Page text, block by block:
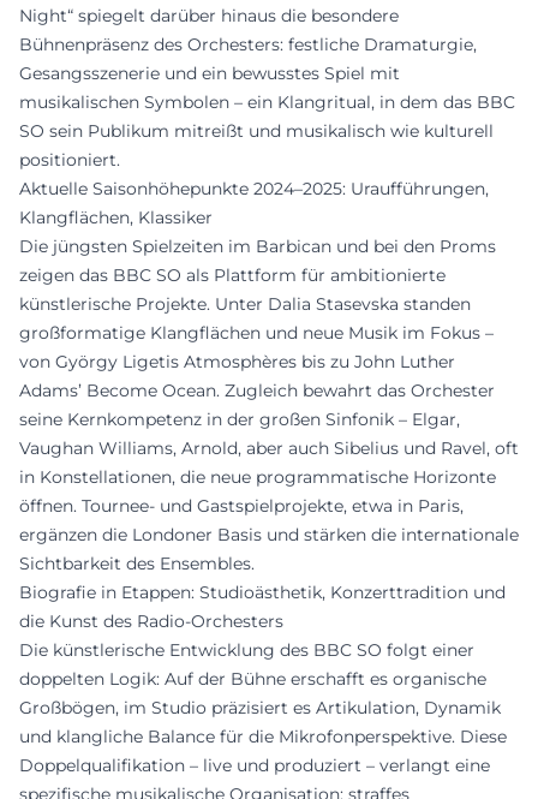
Night“ spiegelt darüber hinaus die besondere
Bühnenpräsenz des Orchesters: festliche Dramaturgie,
Gesangsszenerie und ein bewusstes Spiel mit
musikalischen Symbolen – ein Klangritual, in dem das BBC
SO sein Publikum mitreißt und musikalisch wie kulturell
positioniert.
Aktuelle Saisonhöhepunkte 2024–2025: Uraufführungen,
Klangflächen, Klassiker
Die jüngsten Spielzeiten im Barbican und bei den Proms
zeigen das BBC SO als Plattform für ambitionierte
künstlerische Projekte. Unter Dalia Stasevska standen
großformatige Klangflächen und neue Musik im Fokus –
von György Ligetis Atmosphères bis zu John Luther
Adams’ Become Ocean. Zugleich bewahrt das Orchester
seine Kernkompetenz in der großen Sinfonik – Elgar,
Vaughan Williams, Arnold, aber auch Sibelius und Ravel, oft
in Konstellationen, die neue programmatische Horizonte
öffnen. Tournee- und Gastspielprojekte, etwa in Paris,
ergänzen die Londoner Basis und stärken die internationale
Sichtbarkeit des Ensembles.
Biografie in Etappen: Studioästhetik, Konzerttradition und
die Kunst des Radio-Orchesters
Die künstlerische Entwicklung des BBC SO folgt einer
doppelten Logik: Auf der Bühne erschafft es organische
Großbögen, im Studio präzisiert es Artikulation, Dynamik
und klangliche Balance für die Mikrofonperspektive. Diese
Doppelqualifikation – live und produziert – verlangt eine
spezifische musikalische Organisation: straffes